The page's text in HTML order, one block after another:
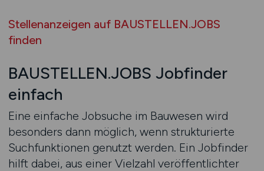
Stellenanzeigen auf BAUSTELLEN.JOBS
finden
BAUSTELLEN.JOBS Jobfinder
einfach
Eine einfache Jobsuche im Bauwesen wird
besonders dann möglich, wenn strukturierte
Suchfunktionen genutzt werden. Ein Jobfinder
hilft dabei, aus einer Vielzahl veröffentlichter